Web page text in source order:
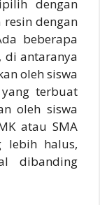
dengan
dengan
beberapa
di antaranya
oleh siswa
terbuat
oleh siswa
atau SMA
lebih halus,
dibanding